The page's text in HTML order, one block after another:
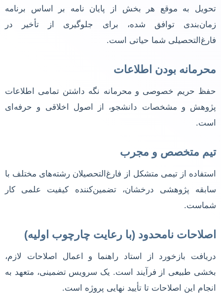
تحویل به موقع هر بخش از پایان نامه بر اساس برنامه
زمان‌بندی توافق شده، برای جلوگیری از تأخیر در
فارغ‌التحصیلی شما حیاتی است.
محرمانه بودن اطلاعات
حفظ حریم خصوصی و محرمانه نگه داشتن تمامی اطلاعات
پژوهش و مشخصات دانشجو، از اصول اخلاقی و حرفه‌ای
است.
تیم متخصص و مجرب
استفاده از تیمی متشکل از فارغ‌التحصیلان رشته‌های مختلف با
سابقه پژوهشی درخشان، تضمین‌کننده کیفیت علمی کار
شماست.
اصلاحات نامحدود (با رعایت چارچوب اولیه)
دریافت بازخورد از استاد راهنما و اعمال اصلاحات لازم،
بخشی طبیعی از فرآیند است. یک سرویس تضمینی، متعهد به
انجام این اصلاحات تا تأیید نهایی پروژه است.